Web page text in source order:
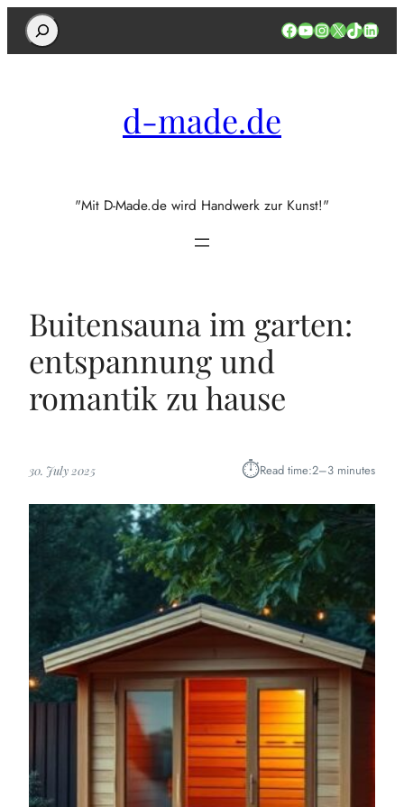
Search Facebook
YouTube
Instagram
X TikTok
d-made.de
"Mit D-Made.de wird Handwerk zur Kunst!"
Buitensauna im garten:
entspannung und
romantik zu hause
30. July 2025 ⏱︎Read time:2–3 minutes